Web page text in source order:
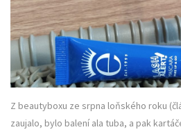
Z beautyboxu ze srpna loňského roku
zaujalo, bylo balení ala tuba, a pak